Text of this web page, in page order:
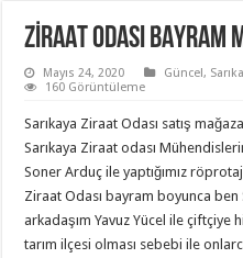
ZİRAAT ODASI BAYRAM
Mayıs 24, 2020 Güncel,
160 Görüntüleme
Sarıkaya Ziraat Odası satış
Sarıkaya Ziraat odası
Soner Arduç ile yaptığımız
Ziraat Odası bayram boyunca
arkadaşım Yavuz Yücel ile
tarım ilçesi olması sebebi ile